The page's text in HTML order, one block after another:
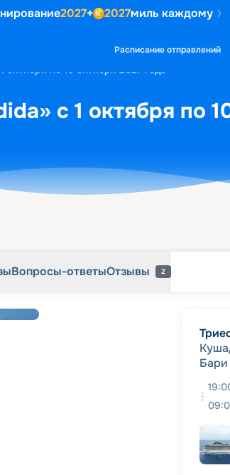
2027+ 2027миль каждому
Расписание отправлений
октября по 10 октября 2027 года
с 1 октября по
Вопросы-ответыОтзывы 2
Бари